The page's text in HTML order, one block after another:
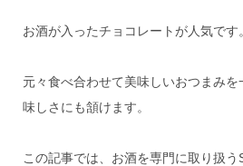
お酒が入ったチョコレートが人気です。
元々食べ合わせて美味しいおつまみ
味しさにも頷けます。
この記事では、お酒を専門に取り扱